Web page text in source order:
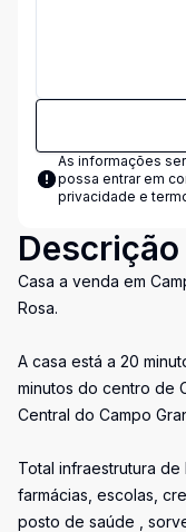
As informações
possa entrar em
privacidade e
Descrição
Casa a venda em
Rosa.
A casa está a 20
minutos do centro de
Central do Campo
Total infraestrutura de
farmácias, escolas,
posto de saúde ,